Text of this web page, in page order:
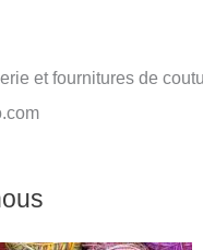
et fournitures de